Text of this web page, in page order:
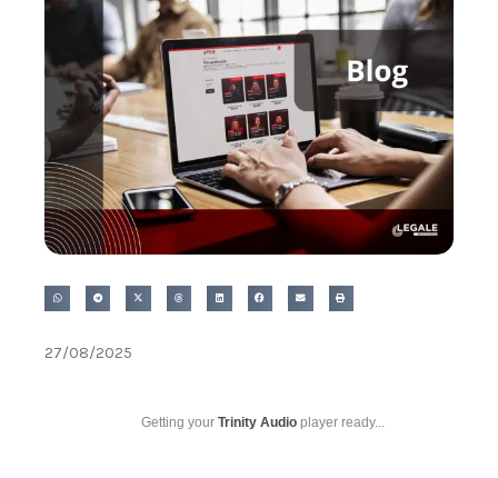
27/08/2025
Getting your Trinity Audio player ready...